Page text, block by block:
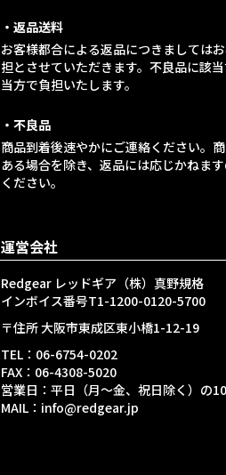
・返品送料
お客様都合による返品につきましては
担とさせていただきます。不良品に該
当方で負担いたします。
・不良品
商品到着後速やかにご連絡ください。
ある場合を除き、返品には応じかねま
ください。
運営会社
Redgear レッドギア（株）真野規格
インボイス番号T1-1200-0120-5700
〒住所 大阪市東成区東小橋1-12-19
TEL：06-6754-0202
FAX：06-4308-5020
営業日：平日（月～金、祝日除く）の
MAIL：info@redgear.jp